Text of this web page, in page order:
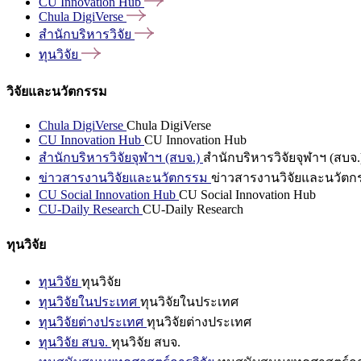
Chula DigiVerse
สำนักบริหารวิจัย
ทุนวิจัย
วิจัยและนวัตกรรม
Chula DigiVerse Chula DigiVerse
CU Innovation Hub CU Innovation Hub
สำนักบริหารวิจัยจุฬาฯ (สบจ.) สำนักบริหารวิจัยจุฬาฯ (สบจ
ข่าวสารงานวิจัยและนวัตกรรม ข่าวสารงานวิจัยและนวัตก
CU Social Innovation Hub CU Social Innovation Hub
CU-Daily Research CU-Daily Research
ทุนวิจัย
ทุนวิจัย ทุนวิจัย
ทุนวิจัยในประเทศ ทุนวิจัยในประเทศ
ทุนวิจัยต่างประเทศ ทุนวิจัยต่างประเทศ
ทุนวิจัย สบจ. ทุนวิจัย สบจ.